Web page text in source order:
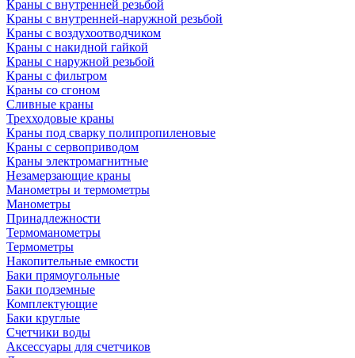
Краны с внутренней резьбой
Краны с внутренней-наружной резьбой
Краны с воздухоотводчиком
Краны с накидной гайкой
Краны с наружной резьбой
Краны с фильтром
Краны со сгоном
Сливные краны
Трехходовые краны
Краны под сварку полипропиленовые
Краны с сервоприводом
Краны электромагнитные
Незамерзающие краны
Манометры и термометры
Манометры
Принадлежности
Термоманометры
Термометры
Накопительные емкости
Баки прямоугольные
Баки подземные
Комплектующие
Баки круглые
Счетчики воды
Аксессуары для счетчиков